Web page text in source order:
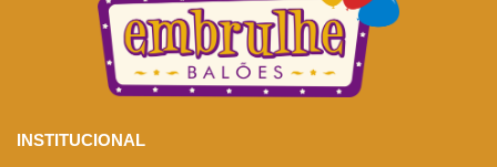
INSTITUCIONAL